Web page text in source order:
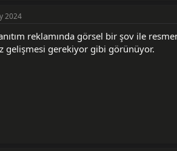
2024
reklamında görsel bir şov ile
gelişmesi gerekiyor gibi görünüyor.